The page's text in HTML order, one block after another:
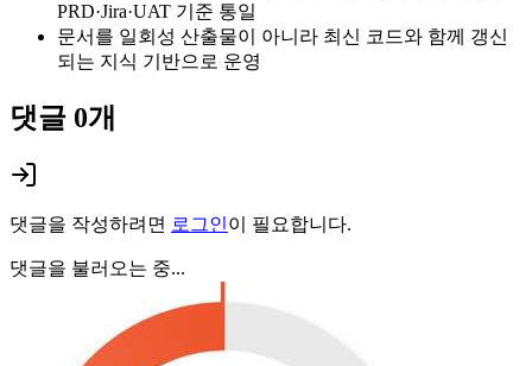
PRD·Jira·UAT 기준 통일
문서를 일회성 산출물이 아니라 최신 코드와 함께 갱신
되는 지식 기반으로 운영
댓글 0개
댓글을 작성하려면 로그인이 필요합니다.
댓글을 불러오는 중...